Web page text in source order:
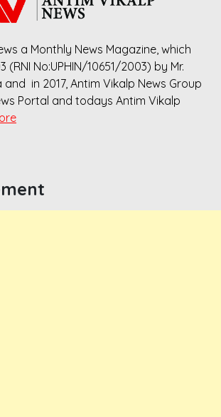
a Monthly News Magazine, which
(RNI No:UPHIN/10651/2003) by Mr.
in 2017, Antim Vikalp News Group
Portal and todays Antim Vikalp